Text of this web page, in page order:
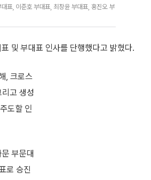
표, 이준호 부대표, 최창윤 부대표, 홍진오 부
및 부대표 인사를 단행했다고 밝혔다.
, 크로스
고 생성
도할 인
부문대
로 승진